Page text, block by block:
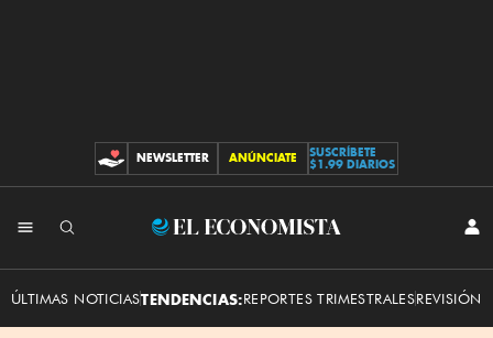
CONTRIBUCIONES
NEWSLETTER ANÚNCIATE
SUSCRÍBETE
$1.99 DIARIOS
El
ÚLTIMAS NOTICIASTENDENCIAS:REPORTES TRIMESTRALESREVISIÓN